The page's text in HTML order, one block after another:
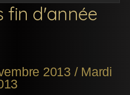
fin d'année
2013 / Mardi